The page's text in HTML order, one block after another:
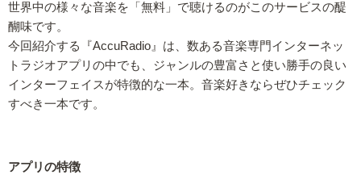
世界中の様々な音楽を「無料」で聴けるのがこのサービスの醍
醐味です。
今回紹介する『AccuRadio』は、数ある音楽専門インターネッ
トラジオアプリの中でも、ジャンルの豊富さと使い勝手の良い
インターフェイスが特徴的な一本。音楽好きならぜひチェック
すべき一本です。
アプリの特徴